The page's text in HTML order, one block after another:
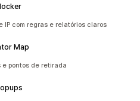
IP com regras e relatórios claros
Map
pontos de retirada